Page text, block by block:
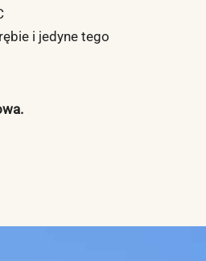
i jedyne tego
.